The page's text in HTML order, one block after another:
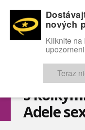
OMG! SEXICE
S
Adele
nových
Kliknite na
Teraz